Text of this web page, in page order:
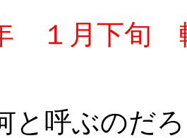
年 １月下
と呼ぶのだ